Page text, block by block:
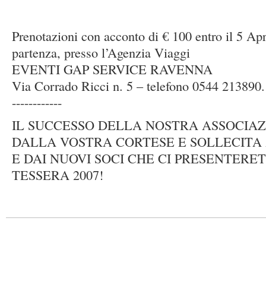
Prenotazioni con acconto di € 100 entro il 5
partenza, presso l’Agenzia Viaggi
EVENTI GAP SERVICE RAVENNA
Via Corrado Ricci n. 5 – telefono 0544 213890.
------------
IL SUCCESSO DELLA NOSTRA
DALLA VOSTRA CORTESE E
E DAI NUOVI SOCI CHE CI
TESSERA 2007!